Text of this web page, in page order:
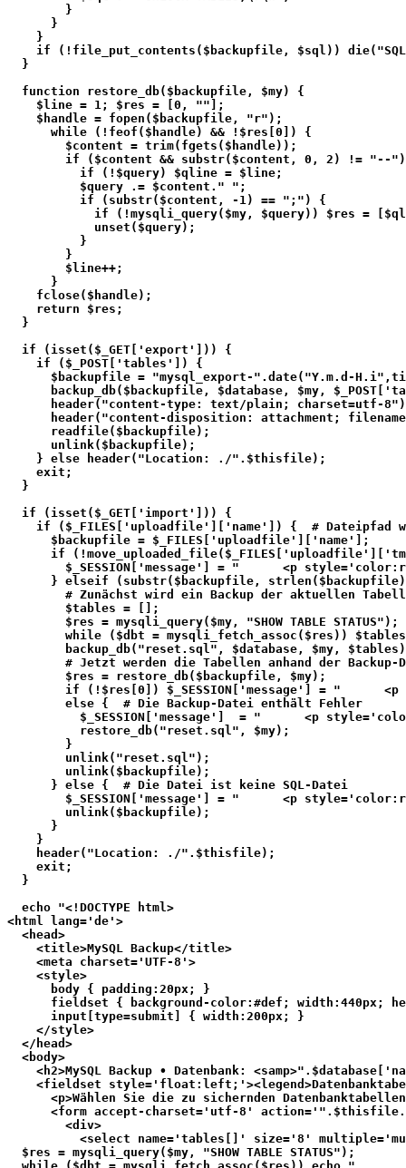
        }
      }
    }
if (!file_put_contents($backupfile, $sql))
  }
  function restore_db($backupfile, $my) {
    $line = 1; $res = [0, ""];
    $handle = fopen($backupfile, "r");
      while (!feof($handle) && !$res[0]) {
        $content = trim(fgets($handle));
if ($content && substr($content, 0, 2) != "--
          if (!$query) $qline = $line;
          $query .= $content." ";
          if (substr($content, -1) == ";") {
if (!mysqli_query($my, $query)) $res =
            unset($query);
          }
        }
        $line++;
      }
    fclose($handle);
    return $res;
  }
  if (isset($_GET['export'])) {
    if ($_POST['tables']) {
$backupfile = "mysql_export-".date("Y.m.d-
backup_db($backupfile, $database, $my,
header("content-type: text/plain; charset=utf-
header("content-disposition: attachment;
      readfile($backupfile);
      unlink($backupfile);
    } else header("Location: ./".$thisfile);
    exit;
  }
  if (isset($_GET['import'])) {
if ($_FILES['uploadfile']['name']) {  # Dateipfad
      $backupfile = $_FILES['uploadfile']['name'];
if
$_SESSION['message'] = "      <p
} elseif (substr($backupfile,
# Zunächst wird ein Backup der aktuellen
        $tables = [];
        $res = mysqli_query($my, "SHOW TABLE STATUS");
while ($dbt = mysqli_fetch_assoc($res))
backup_db("reset.sql", $database, $my,
# Jetzt werden die Tabellen anhand der Backup-
        $res = restore_db($backupfile, $my);
if (!$res[0]) $_SESSION['message'] = "
        else {  # Die Backup-Datei enthält Fehler
$_SESSION['message']  = "      <p
          restore_db("reset.sql", $my);
        }
        unlink("reset.sql");
        unlink($backupfile);
      } else {  # Die Datei ist keine SQL-Datei
$_SESSION['message'] = "      <p
        unlink($backupfile);
      }
    }
    header("Location: ./".$thisfile);
    exit;
  }
  echo "<!DOCTYPE html>
<html lang='de'>
  <head>
    <title>MySQL Backup</title>
    <meta charset='UTF-8'>
    <style>
      body { padding:20px; }
fieldset { background-color:#def; width:440px;
      input[type=submit] { width:200px; }
    </style>
  </head>
  <body>
<h2>MySQL Backup • Datenbank:
<fieldset
<p>Wählen Sie die zu sichernden
<form accept-charset='utf-8'
        <div>
<select name='tables[]' size='8'
  $res = mysqli_query($my, "SHOW TABLE STATUS");